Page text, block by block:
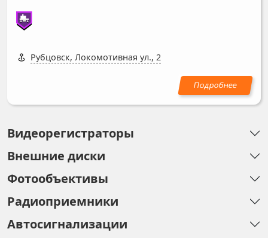
Рубцовск, Локомотивная ул., 2
Видеорегистраторы
Внешние диски
Фотообъективы
Радиоприемники
Автосигнализации